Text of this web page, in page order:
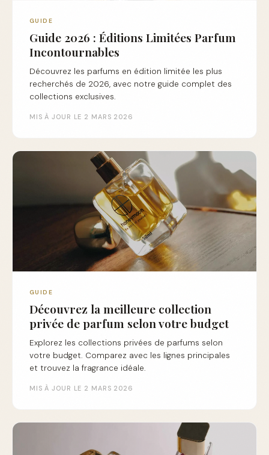
GUIDE
Guide 2026 : Éditions Limitées Parfum
Incontournables
Découvrez les parfums en édition limitée les plus
recherchés de 2026, avec notre guide complet des
collections exclusives.
MIS À JOUR LE 2 MARS 2026
GUIDE
Découvrez la meilleure collection
privée de parfum selon votre budget
Explorez les collections privées de parfums selon
votre budget. Comparez avec les lignes principales
et trouvez la fragrance idéale.
MIS À JOUR LE 2 MARS 2026